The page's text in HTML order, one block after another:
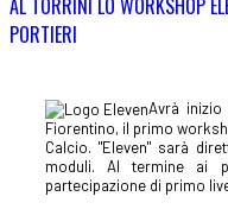
PORTIERI
Avrà
Fiorentino, il primo
Calcio. "Eleven" sarà
moduli. Al termine ai
partecipazione di primo